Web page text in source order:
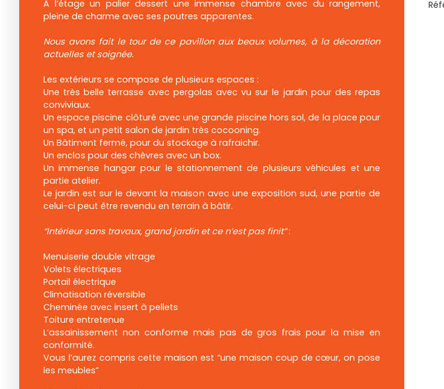
A l’étage un palier dessert une immense chambre avec du rangement,
pleine de charme avec ses poutres apparentes.
Nous avons fait le tour de ce pavillon aux beaux volumes, à la décoration
actuelles et soignée.
Les extérieurs se compose de plusieurs espaces :
Une très belle terrasse avec pergolas avec vu sur le jardin pour des repas
conviviaux.
Un espace piscine clôturé avec une grande piscine hors sol, de la place pour
un spa, et un petit salon de jardin très cocooning.
Un Bâtiment fermé, pour du stockage à rafraichir.
Un enclos pour des chèvres avec un box.
Un immense hangar pour le stationnement de plusieurs véhicules et une
partie atelier.
Le jardin est sur le devant la maison avec une exposition sud, une partie de
celui-ci peut être revendu en terrain à bâtir.
“Intérieur sans travaux, grand jardin et ce n’est pas finit”:
Menuiserie double vitrage
Volets électriques
Portail électrique
Climatisation réversible
Cheminée avec insert à pellets
Toiture entretenue
L’assainissement non conforme mais pas de gros frais pour la mise en
conformité.
Vous l’aurez compris cette maison est “une maison coup de cœur, on pose
les meubles”